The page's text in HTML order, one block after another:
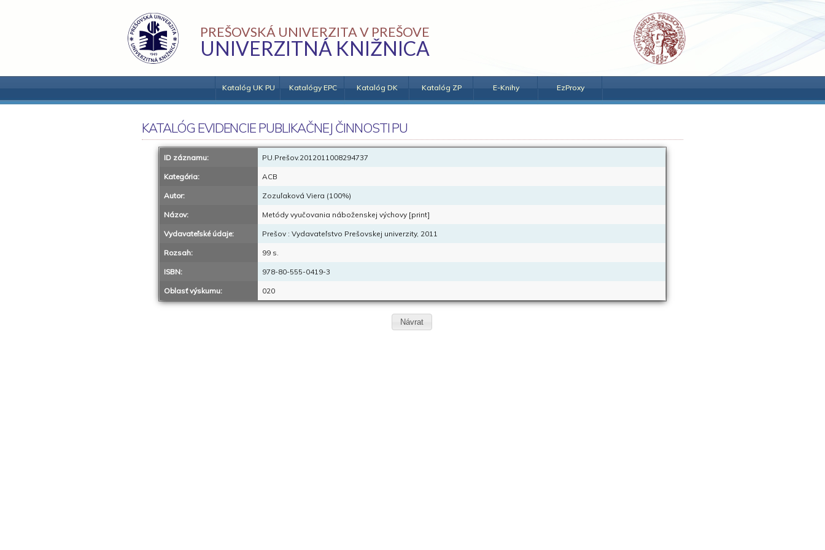
PREŠOVSKÁ UNIVERZITA V PREŠOVE
UNIVERZITNÁ KNIŽNICA
Katalóg UK PU Katalógy EPC Katalóg DK Katalóg ZP E-Knihy EzProxy
KATALÓG EVIDENCIE PUBLIKAČNEJ ČINNOSTI PU
ID záznamu: PU.Prešov.2012011008294737
Kategória: ACB
Autor: Zozuľaková Viera (100%)
Názov: Metódy vyučovania náboženskej výchovy [print]
Vydavateľské údaje: Prešov : Vydavateľstvo Prešovskej univerzity, 2011
Rozsah: 99 s.
ISBN: 978-80-555-0419-3
Oblasť výskumu: 020